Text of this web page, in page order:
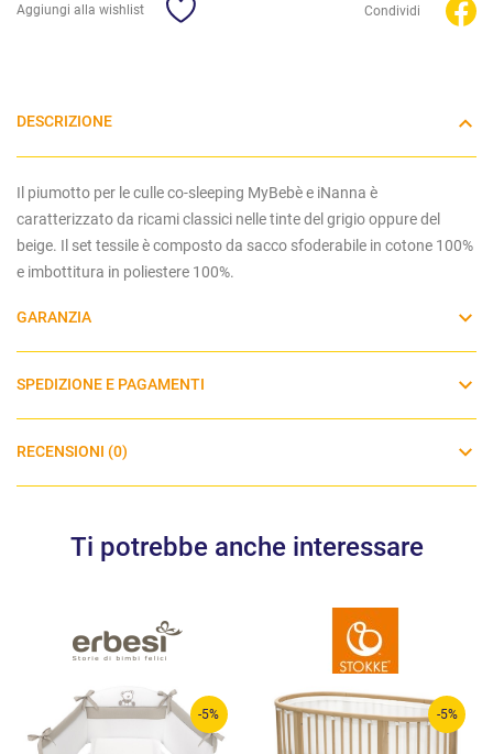
Aggiungi alla wishlist Condividi
DESCRIZIONE
Il piumotto per le culle co-sleeping MyBebè e iNanna è
caratterizzato da ricami classici nelle tinte del grigio oppure del
beige. Il set tessile è composto da sacco sfoderabile in cotone 100%
e imbottitura in poliestere 100%.
GARANZIA
SPEDIZIONE E PAGAMENTI
RECENSIONI (0)
Ti potrebbe anche interessare
-5% -5%